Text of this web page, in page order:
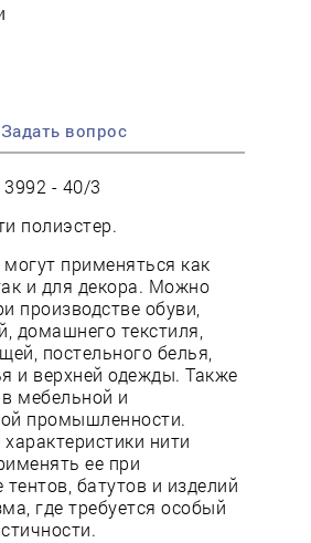
Задать вопрос
- 40/3
полиэстер.
применяться как
и для декора. Можно
производстве обуви,
домашнего текстиля,
постельного белья,
и верхней одежды. Также
мебельной и
промышленности.
нити
ее при
тентов, батутов и изделий
где требуется особый